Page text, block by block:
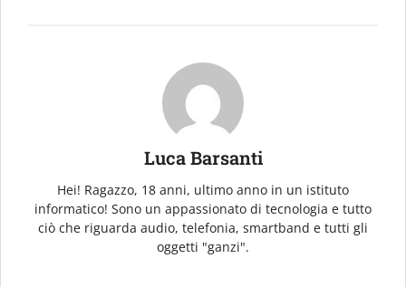
Luca Barsanti
Hei! Ragazzo, 18 anni, ultimo anno in un istituto
informatico! Sono un appassionato di tecnologia e tutto
ciò che riguarda audio, telefonia, smartband e tutti gli
oggetti "ganzi".